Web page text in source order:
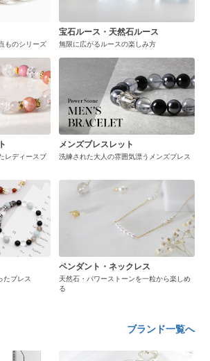
ものシリーズ
宝石ルース・天然石ルース
無限に広がるルースの楽しみ方
レディースブ
メンズブレスレット
洗練された大人の雰囲気漂うメンズブレス
たブレス
ペンダント・ネックレス
天然石・パワーストーンを一粒から楽しめ
る
ブランド一覧へ